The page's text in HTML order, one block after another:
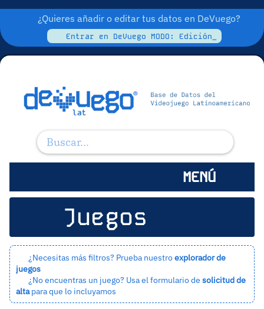
¿Quieres añadir o editar tus datos en DeVuego?
Entrar en DeVuego MODO: Edición_
MENÚ
Juegos
¿Necesitas más filtros? Prueba nuestroexplorador de
juegos
¿No encuentras un juego? Usa el formulario de solicitud de
altapara que lo incluyamos